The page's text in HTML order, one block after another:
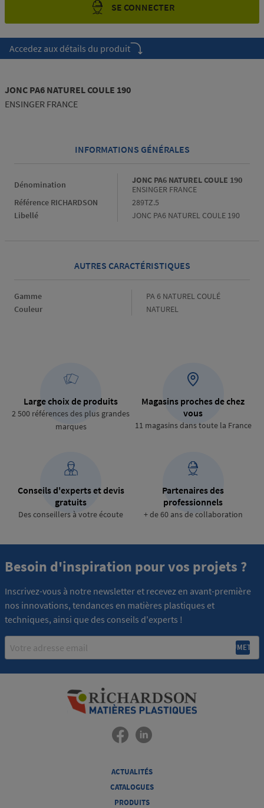
SE CONNECTER
Accedez aux détails du produit
JONC PA6 NATUREL COULE 190
ENSINGER FRANCE
INFORMATIONS GÉNÉRALES
Informations générales
Dénomination
JONC PA6 NATUREL COULE 190
ENSINGER FRANCE
Référence RICHARDSON
289TZ.5
Libellé
JONC PA6 NATUREL COULE 190
AUTRES CARACTÉRISTIQUES
Gamme Gamme
PA 6 NATUREL COULÉ
Couleur
Couleur
NATUREL
Large choix de produits
2 500 références des plus grandes
marques
Magasins proches de chez
vous
11 magasins dans toute la France
Conseils d'experts et devis
gratuits
Des conseillers à votre écoute
Partenaires des
professionnels
+ de 60 ans de collaboration
Besoin d'inspiration pour vos projets ?
Inscrivez-vous à notre newsletter et recevez en avant-première
nos innovations, tendances en matières plastiques et
techniques, ainsi que des conseils d'experts !
ACTUALITÉS
CATALOGUES
PRODUITS